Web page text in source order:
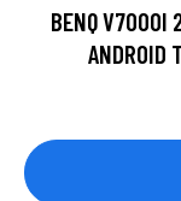
BENQ V7000I
ANDROID